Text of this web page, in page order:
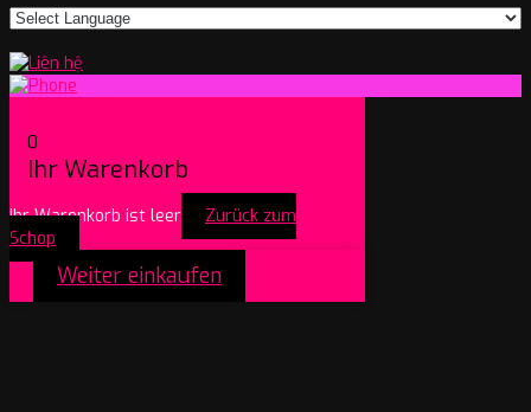
0
Ihr Warenkorb
Ihr Warenkorb ist leer
Zurück zum
Schop
Weiter einkaufen